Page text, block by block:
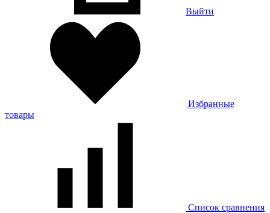
Выйти
Избранные
товары
Список сравнения